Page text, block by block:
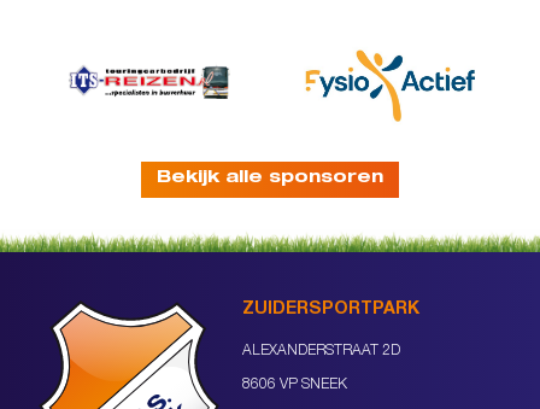
Bekijk alle sponsoren
ZUIDERSPORTPARK
ALEXANDERSTRAAT 2D
8606 VP SNEEK